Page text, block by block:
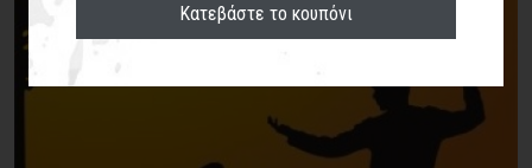
Κατεβάστε το κουπόνι